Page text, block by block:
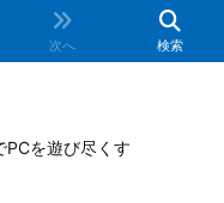
次へ 検索
を遊び尽くす